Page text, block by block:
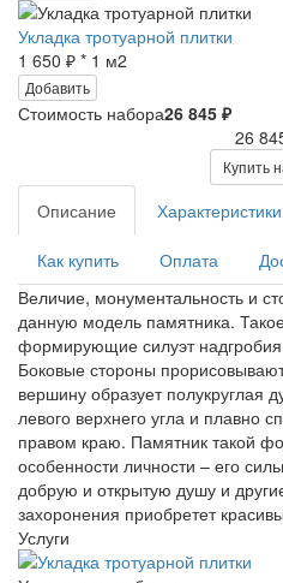
Укладка тротуарной плитки
1 650 ₽ * 1 м2
Добавить
Стоимость набора26 845 ₽
26
Купить
Описание Характеристики
Как купить Оплата
Величие, монументальность и
данную модель памятника.
формирующие силуэт
Боковые стороны
вершину образует полукруглая
левого верхнего угла и плавно
правом краю. Памятник такой
особенности личности – его
добрую и открытую душу и
захоронения приобретет
Услуги